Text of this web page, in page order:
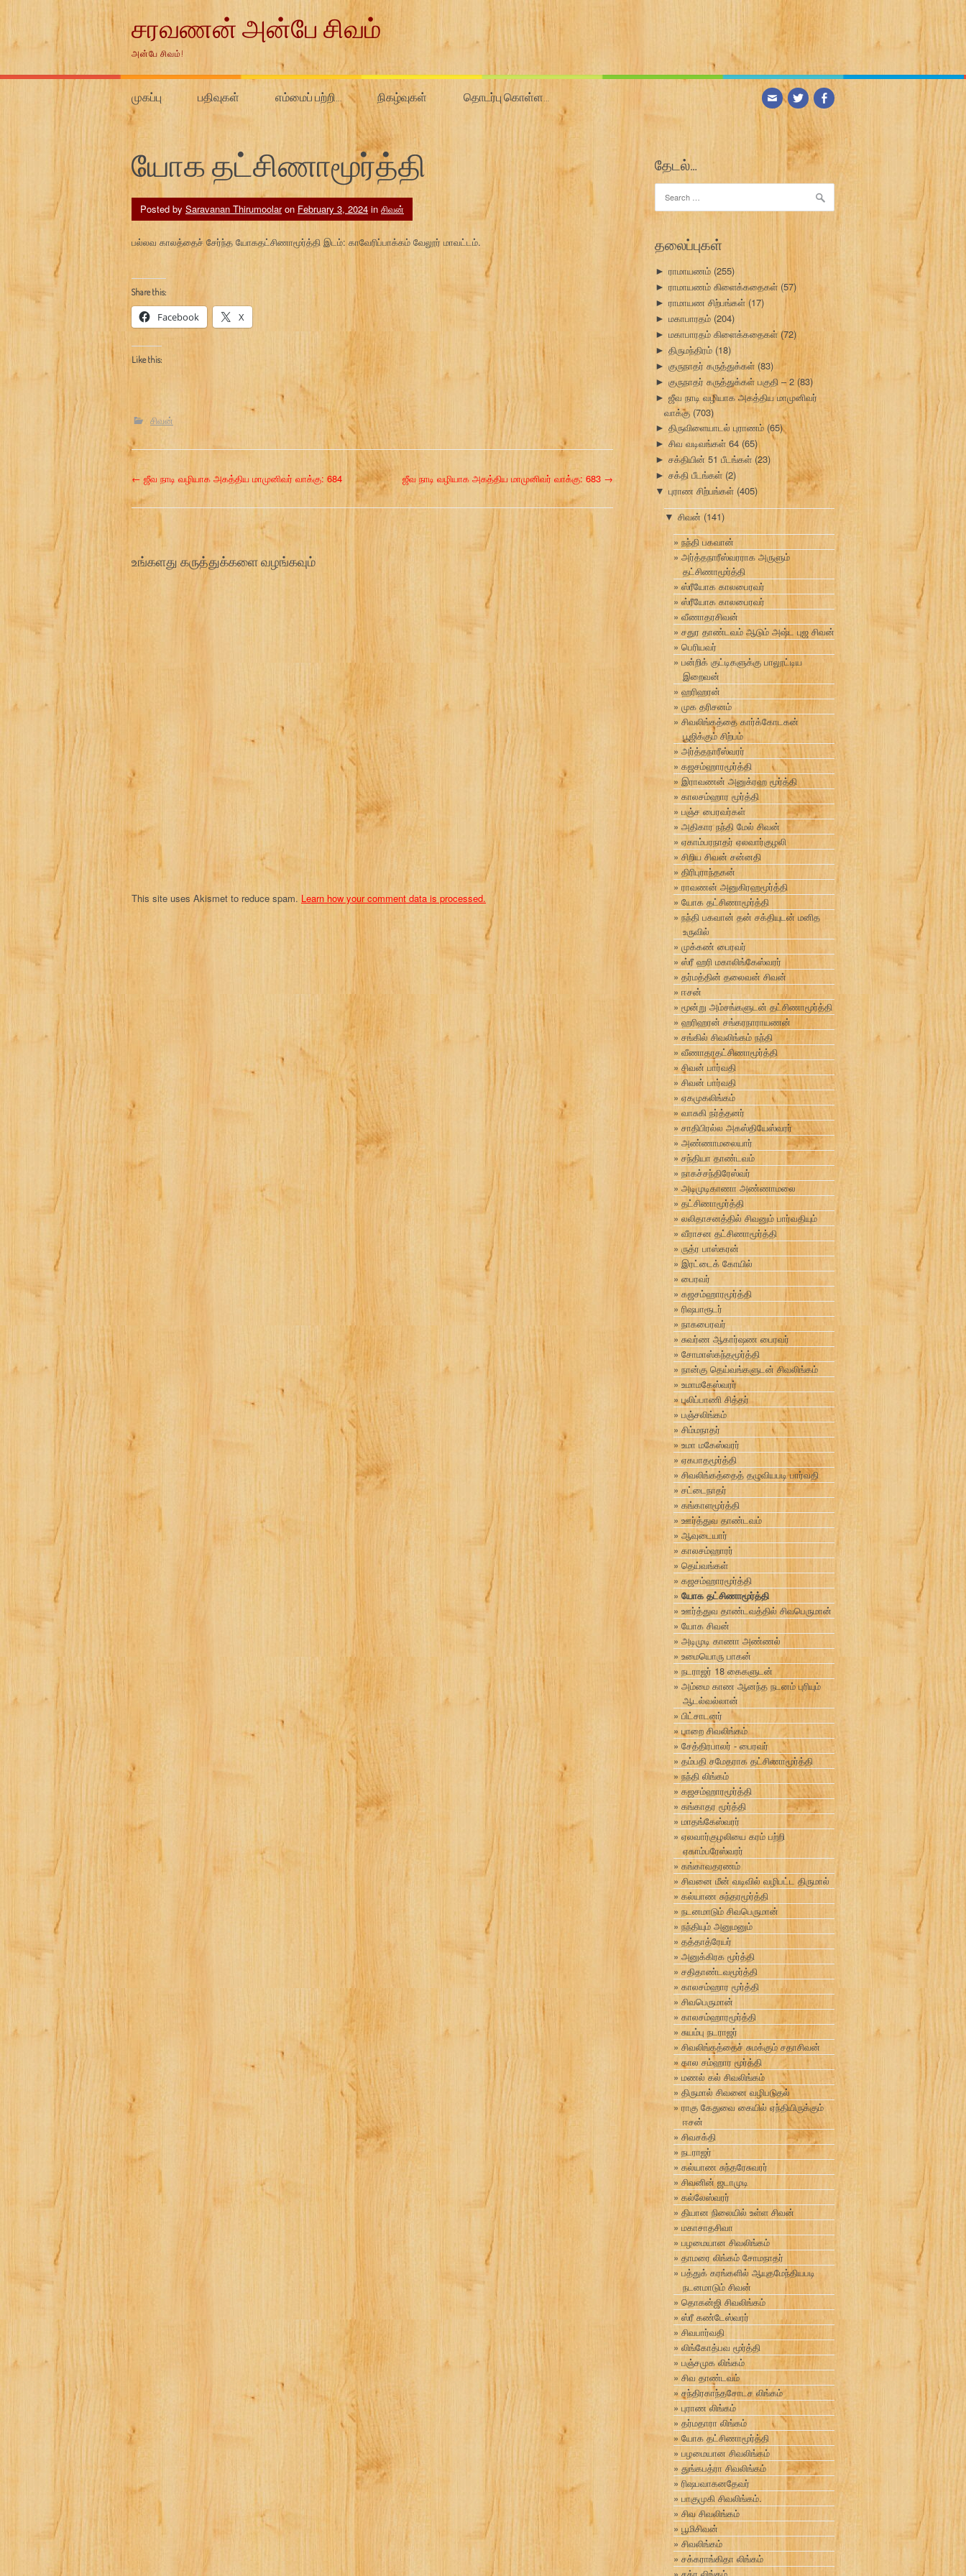
சரவணன் அன்பே சிவம்
அன்பே சிவம்!
முகப்பு பதிவுகள் எம்மைப் பற்றி… நிகழ்வுகள் தொடர்பு கொள்ள…
யோக தட்சிணாமூர்த்தி
Posted by Saravanan Thirumoolaron February 3, 2024 in சிவன்
பல்லவ காலத்தைச் சேர்ந்த யோகதட்சிணாமூர்த்தி இடம்: காவேரிப்பாக்கம் வேலூர் மாவட்டம்.
Share this:
Facebook X
Like this:
சிவன்
P
o
t
t
i
o
← ஜீவ நாடி வழியாக அகத்திய மாமுனிவர் வாக்கு: 684 ஜீவ நாடி வழியாக அகத்திய மாமுனிவர் வாக்கு: 683 →
உங்களது கருத்துக்களை வழங்கவும்
This site uses Akismet to reduce spam. Learn how your comment data is processed.
தேடல்…
for:
தலைப்புகள்
► ராமாயணம் (255)
► ராமாயணம் கிளைக்கதைகள் (57)
► ராமாயண சிற்பங்கள் (17)
► மகாபாரதம் (204)
► மகாபாரதம் கிளைக்கதைகள்(72)
► திருமந்திரம் (18)
► குருநாதர் கருத்துக்கள் (83)
► குருநாதர் கருத்துக்கள் பகுதி – 2 (83)
► ஜீவ நாடி வழியாக அகத்திய மாமுனிவர்
வாக்கு (703)
► திருவிளையாடல் புராணம் (65)
► சிவ வடிவங்கள் 64 (65)
► சக்தியின் 51 பீடங்கள் (23)
► சக்தி பீடங்கள் (2)
▼ புராண சிற்பங்கள் (405)
▼ சிவன் (141)
நந்தி பகவான்
அர்த்தநாரீஸ்வரராக அருளும்
தட்சிணாமூர்த்தி
ஸ்ரீயோக காலபைரவர்
ஸ்ரீயோக காலபைரவர்
வீணாதரசிவன்
சதுர தாண்டவம் ஆடும் அஷ்ட புஜ சிவன்
பெரியவர்
பன்றிக் குட்டிகளுக்கு பாலூட்டிய
இறைவன்
ஹரிஹரன்
முக தரிசனம்
சிவலிங்கத்தை கார்க்கோடகன்
பூஜிக்கும் சிற்பம்
அர்த்தநாரீஸ்வரர்
கஜசம்ஹாரமூர்த்தி
இராவணன் அனுக்ரஹ மூர்த்தி
காலசம்ஹார மூர்த்தி
பஞ்ச பைரவர்கள்
அதிகார நந்தி மேல் சிவன்
ஏகாம்பரநாதர் ஏலவார்குழலி
சிறிய சிவன் சன்னதி
திரிபுராந்தகன்
ராவணன் அனுகிரஹமூர்த்தி
யோக தட்சிணாமூர்த்தி
நந்தி பகவான் தன் சக்தியுடன் மனித
உருவில்
முக்கண் பைரவர்
ஸ்ரீ ஹரி மகாலிங்கேஸ்வரர்
தர்மத்தின் தலைவன் சிவன்
ஈசன்
மூன்று அம்சங்களுடன் தட்சிணாமூர்த்தி
ஹரிஹரன் சங்கரநாராயணன்
சங்கில் சிவலிங்கம் நந்தி
வீணாதரதட்சிணாமூர்த்தி
சிவன் பார்வதி
சிவன் பார்வதி
ஏகமுகலிங்கம்
வாசுகி நர்த்தனர்
சாதிபிரல்ல அகஸ்தியேஸ்வரர்
அண்ணாமலையார்
சந்தியா தாண்டவம்
நாகச்சந்திரேஸ்வர்
அடிமுடிகாணா அண்ணாமலை
தட்சிணாமூர்த்தி
லலிதாசனத்தில் சிவனும் பார்வதியும்
வீராசன தட்சிணாமூர்த்தி
ருத்ர பாஸ்கரன்
இரட்டைக் கோயில்
பைரவர்
கஜசம்ஹாரமூர்த்தி
ரிஷபாரூடர்
நாகபைரவர்
சுவர்ண ஆகார்ஷண பைரவர்
சோமாஸ்கந்தமூர்த்தி
நான்கு தெய்வங்களுடன் சிவலிங்கம்
உமாமகேஸ்வரர்
புலிப்பாணி சித்தர்
பஞ்சலிங்கம்
சிம்மநாதர்
உமா மகேஸ்வரர்
ஏகபாதமூர்த்தி
சிவலிங்கத்தைத் தழுவியபடி பார்வதி
சட்டைநாதர்
கங்காளமூர்த்தி
ஊர்த்துவ தாண்டவம்
ஆவுடையார்
காலசம்ஹாரர்
தெய்வங்கள்
கஜசம்ஹாரமூர்த்தி
யோக தட்சிணாமூர்த்தி
ஊர்த்துவ தாண்டவத்தில் சிவபெருமான்
யோக சிவன்
அடிமுடி காணா அண்ணல்
உமையொரு பாகன்
நடராஜர் 18 கைகளுடன்
அம்மை காண ஆனந்த நடனம் புரியும்
ஆடல்வல்லான்
பிட்சாடனர்
பாறை சிவலிங்கம்
சேத்திரபாலர் - பைரவர்
தம்பதி சமேதராக தட்சிணாமூர்த்தி
நந்தி லிங்கம்
கஜசம்ஹாரமூர்த்தி
கங்காதர மூர்த்தி
மாதங்கேஸ்வரர்
ஏலவார்குழலியை கரம் பற்றி
ஏகாம்பரேஸ்வரர்
கங்காவதரணம்
சிவனை மீன் வடிவில் வழிபட்ட திருமால்
கல்யாண சுந்தரமூர்த்தி
நடனமாடும் சிவபெருமான்
நந்தியும் அனுமனும்
தத்தாத்ரேயர்
அனுக்கிரக மூர்த்தி
சதிதாண்டவமூர்த்தி
காலசம்ஹார மூர்த்தி
சிவபெருமான்
காலசம்ஹாரமூர்த்தி
சுயம்பு நடராஜர்
சிவலிங்கத்தைச் சுமக்கும் சதாசிவன்
கால சம்ஹார மூர்த்தி
மணல் கல் சிவலிங்கம்
திருமால் சிவனை வழிபடுதல்
ராகு கேதுவை கையில் ஏந்தியிருக்கும்
ஈசன்
சிவசக்தி
நடராஜர்
கல்யாண சுந்தரேசுவரர்
சிவனின் ஜடாமுடி
கல்லேஸ்வரர்
தியான நிலையில் உள்ள சிவன்
மகாசாதசிவா
பழமையான சிவலிங்கம்
தாமரை லிங்கம் சோமநாதர்
பத்துக் கரங்களில் ஆயுதமேந்தியபடி
நடனமாடும் சிவன்
தொகன்ஜி சிவலிங்கம்
ஸ்ரீ கண்டேஸ்வரர்
சிவபார்வதி
லிங்கோத்பவ மூர்த்தி
பஞ்சமுக லிங்கம்
சிவ தாண்டவம்
சந்திரகாந்தசோடச லிங்கம்
புராண லிங்கம்
தர்மதாரா லிங்கம்
யோக தட்சிணாமூர்த்தி
பழமையான சிவலிங்கம்
துங்கபத்ரா சிவலிங்கம்
ரிஷபவாகனதேவர்
பாகுமுகி சிவலிங்கம்.
சிவ சிவலிங்கம்
பூமிசிவன்
சிவலிங்கம்
சக்கராங்கிதா லிங்கம்